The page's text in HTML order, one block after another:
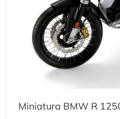
Miniatura BMW R